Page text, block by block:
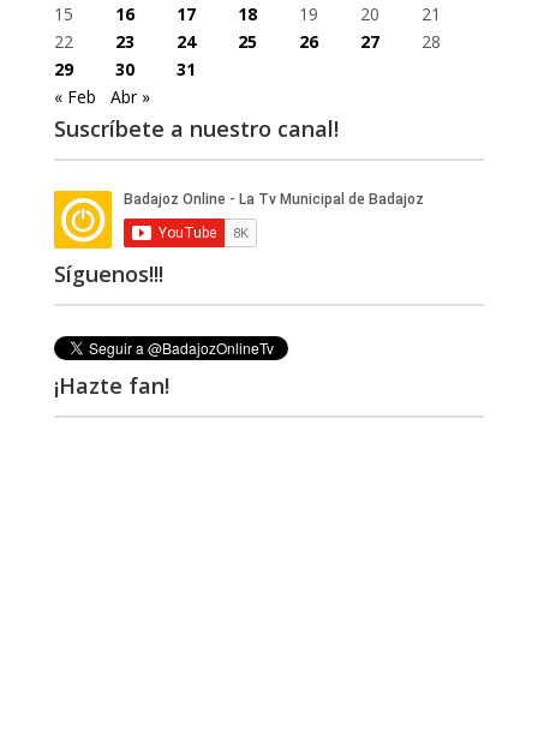
15
16 17 18 19 20
21
22
23 24 25 26 27
28
29
30
31
« Feb
Abr »
Suscríbete a nuestro canal!
Síguenos!!!
¡Hazte fan!